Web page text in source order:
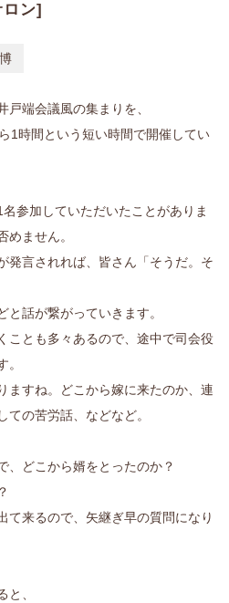
ン]
戸端会議風の集まりを、
1時間という短い時間で開催してい
参加していただいたことがありま
めません。
発言されれば、皆さん「そうだ。そ
と話が繋がっていきます。
ことも多々あるので、途中で司会役
。
ますね。どこから嫁に来たのか、連
の苦労話、などなど。
、どこから婿をとったのか？
て来るので、矢継ぎ早の質問になり
と、